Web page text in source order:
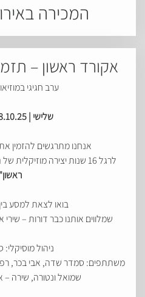
המכירה
אקורד ראשון –
ערב חגיגי
שלישי | 28.10.25 | 20:00
אנחנו מתרגשים להזמין
לרגל 16 שנות יצירה מוזיקלית של תזמורת האקורדיונים
ראשון"
בואו לצאת למסע
שמלווים אותנו כבר דורות –
ניהול
משתתפים: סמדר שדה, אבי בכר, רפי
שמואל ונטורה, שירה –